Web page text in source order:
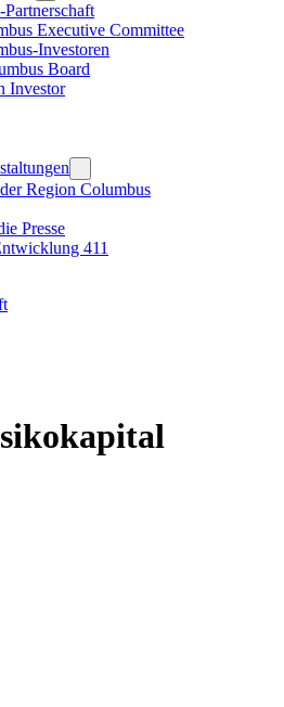
Executive Committee
Investoren
Board
Investor
Region Columbus
Presse
411